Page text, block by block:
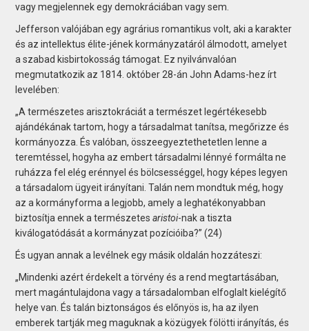
vagy megjelennek egy demokráciában vagy sem.
Jefferson valójában egy agrárius romantikus volt, aki a karakter
és az intellektus élite-jének kormányzatáról álmodott, amelyet
a szabad kisbirtokosság támogat. Ez nyilvánvalóan
megmutatkozik az 1814. október 28-án John Adams-hez írt
levelében:
„A természetes arisztokráciát a természet legértékesebb
ajándékának tartom, hogy a társadalmat tanítsa, megőrizze és
kormányozza. És valóban, összeegyeztethetetlen lenne a
teremtéssel, hogyha az embert társadalmi lénnyé formálta ne
ruházza fel elég erénnyel és bölcsességgel, hogy képes legyen
a társadalom ügyeit irányítani. Talán nem mondtuk még, hogy
az a kormányforma a legjobb, amely a leghatékonyabban
biztosítja ennek a természetesaristoi-nak a tiszta
kiválogatódását a kormányzat pozícióiba?” (24)
És ugyan annak a levélnek egy másik oldalán hozzáteszi:
„Mindenki azért érdekelt a törvény és a rend megtartásában,
mert magántulajdona vagy a társadalomban elfoglalt kielégítő
helye van. És talán biztonságos és előnyös is, ha az ilyen
emberek tartják meg maguknak a közügyek fölötti irányítás, és